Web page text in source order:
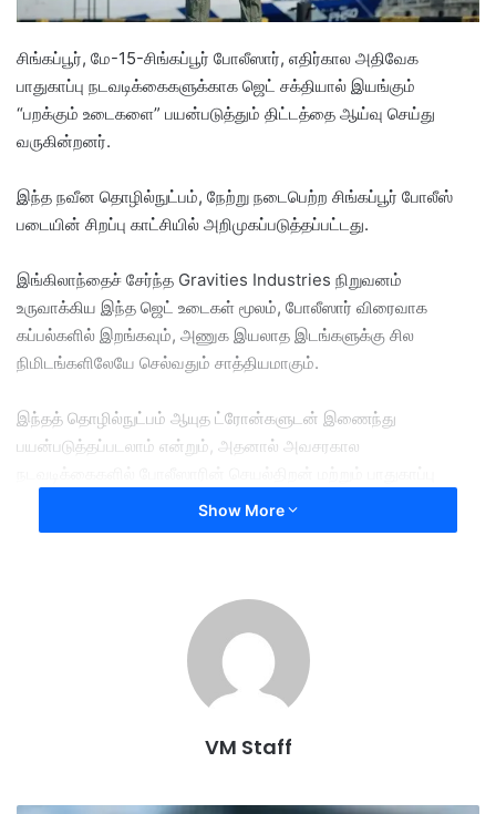
சிங்கப்பூர், மே-15-சிங்கப்பூர் போலீஸார், எதிர்கால அதிவேக
பாதுகாப்பு நடவடிக்கைகளுக்காக ஜெட் சக்தியால் இயங்கும்
“பறக்கும் உடைகளை” பயன்படுத்தும் திட்டத்தை ஆய்வு செய்து
வருகின்றனர்.
இந்த நவீன தொழில்நுட்பம், நேற்று நடைபெற்ற சிங்கப்பூர் போலீஸ்
படையின் சிறப்பு காட்சியில் அறிமுகப்படுத்தப்பட்டது.
இங்கிலாந்தைச் சேர்ந்த Gravities Industries நிறுவனம்
உருவாக்கிய இந்த ஜெட் உடைகள் மூலம், போலீஸார் விரைவாக
கப்பல்களில் இறங்கவும், அணுக இயலாத இடங்களுக்கு சில
நிமிடங்களிலேயே செல்வதும் சாத்தியமாகும்.
இந்தத் தொழில்நுட்பம் ஆயுத ட்ரோன்களுடன் இணைந்து
பயன்படுத்தப்படலாம் என்றும், அதனால் அவசரகால
மேம்படும் என்றும் அதிகாரிகள் தெரிவித்துள்ளனர்.
போலீஸ் துறையில் ஒரு பெரிய முன்னேற்றம்” எனக் கூறினார்.
இந்த ஜெட் உடைகள் சுமார் 35 கிலோ எடையுடையவை.
முறையில் 3 நிமிடங்கள் வரை இயங்கும் திறன் கொண்டவை.
என்றபோதிலும் பாதுகாப்பு மற்றும் சட்ட ரீதியான ஆய்வுகள் முடிந்த
Show More
VM Staff